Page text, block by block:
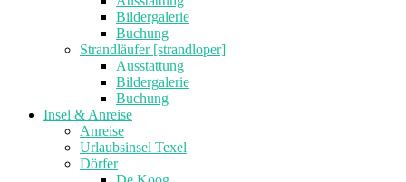
Bildergalerie
Buchung
Strandläufer [strandloper]
Ausstattung
Bildergalerie
Buchung
Insel & Anreise
Anreise
Urlaubsinsel Texel
Dörfer